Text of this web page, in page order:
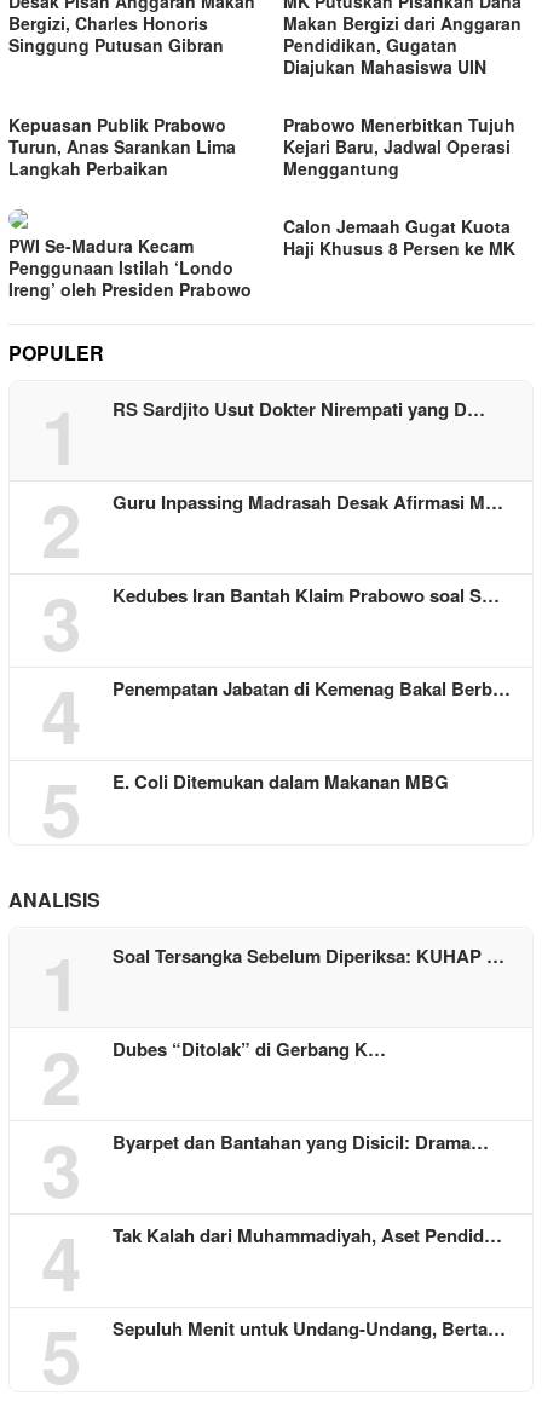
Bergizi, Charles Honoris
Singgung Putusan Gibran
Makan Bergizi dari Anggaran
Pendidikan, Gugatan
Diajukan Mahasiswa UIN
Kepuasan Publik Prabowo
Turun, Anas Sarankan Lima
Langkah Perbaikan
Prabowo Menerbitkan Tujuh
Kejari Baru, Jadwal Operasi
Menggantung
PWI Se-Madura Kecam
Penggunaan Istilah ‘Londo
Ireng’ oleh Presiden Prabowo
Calon Jemaah Gugat Kuota
Haji Khusus 8 Persen ke MK
POPULER
1 RS Sardjito Usut Dokter Nirempati yang D…
2 Guru Inpassing Madrasah Desak Afirmasi M…
3 Kedubes Iran Bantah Klaim Prabowo soal S…
4 Penempatan Jabatan di Kemenag Bakal Berb…
5 E. Coli Ditemukan dalam Makanan MBG
ANALISIS
1 Soal Tersangka Sebelum Diperiksa: KUHAP …
2 Dubes “Ditolak” di Gerbang K…
3 Byarpet dan Bantahan yang Disicil: Drama…
4 Tak Kalah dari Muhammadiyah, Aset Pendid…
5 Sepuluh Menit untuk Undang-Undang, Berta…